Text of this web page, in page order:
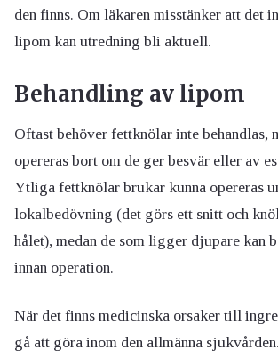
den finns. Om läkaren misstänker att det
lipom kan utredning bli aktuell.
Behandling av lipom
Oftast behöver fettknölar inte behandlas,
opereras bort om de ger besvär eller av
Ytliga fettknölar brukar kunna opereras
lokalbedövning (det görs ett snitt och
hålet), medan de som ligger djupare kan
innan operation.
När det finns medicinska orsaker till
gå att göra inom den allmänna